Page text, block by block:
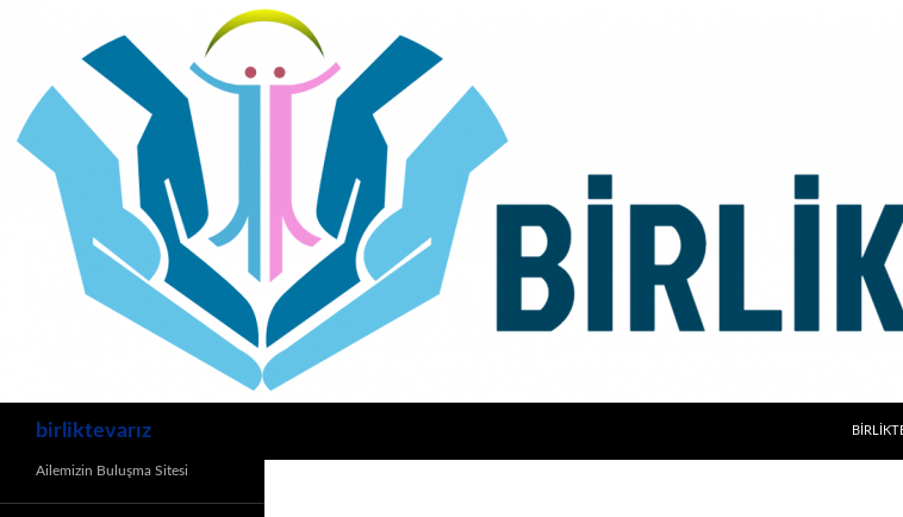
birliktevarız
Ailemizin Buluşma Sitesi